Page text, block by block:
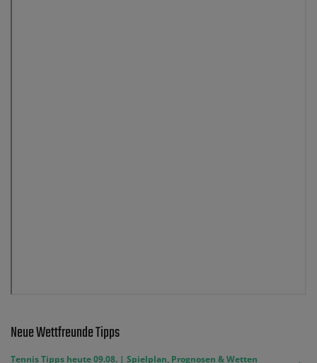
Neue Wettfreunde Tipps
Tennis Tipps heute 09.08. | Spielplan, Prognosen & Wetten